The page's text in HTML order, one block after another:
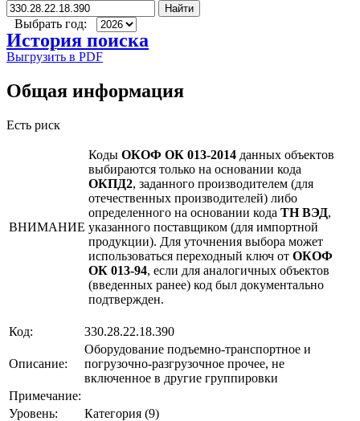
Найти
Выбрать год:
История поиска
Выгрузить в PDF
Общая информация
Есть риск
ВНИМАНИЕ
Коды ОКОФ ОК 013-2014 данных объектов
выбираются только на основании кода
ОКПД2, заданного производителем (для
отечественных производителей) либо
определенного на основании кода ТН ВЭД,
указанного поставщиком (для импортной
продукции). Для уточнения выбора может
использоваться переходный ключ от ОКОФ
ОК 013-94, если для аналогичных объектов
(введенных ранее) код был документально
подтвержден.
Код: 330.28.22.18.390
Описание:
Оборудование подъемно-транспортное и
погрузочно-разгрузочное прочее, не
включенное в другие группировки
Примечание:
Уровень:
Категория (9)